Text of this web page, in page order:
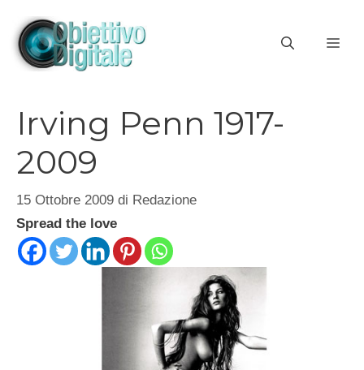
contenuto
Irving Penn 1917-
2009
15 Ottobre 2009 di Redazione
Spread the love